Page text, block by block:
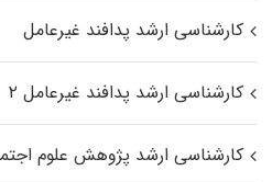
کارشناسی ارشد پدافند غیرعامل
کارشناسی ارشد پدافند غیرعامل ۲
کارشناسی ارشد پژوهش علوم